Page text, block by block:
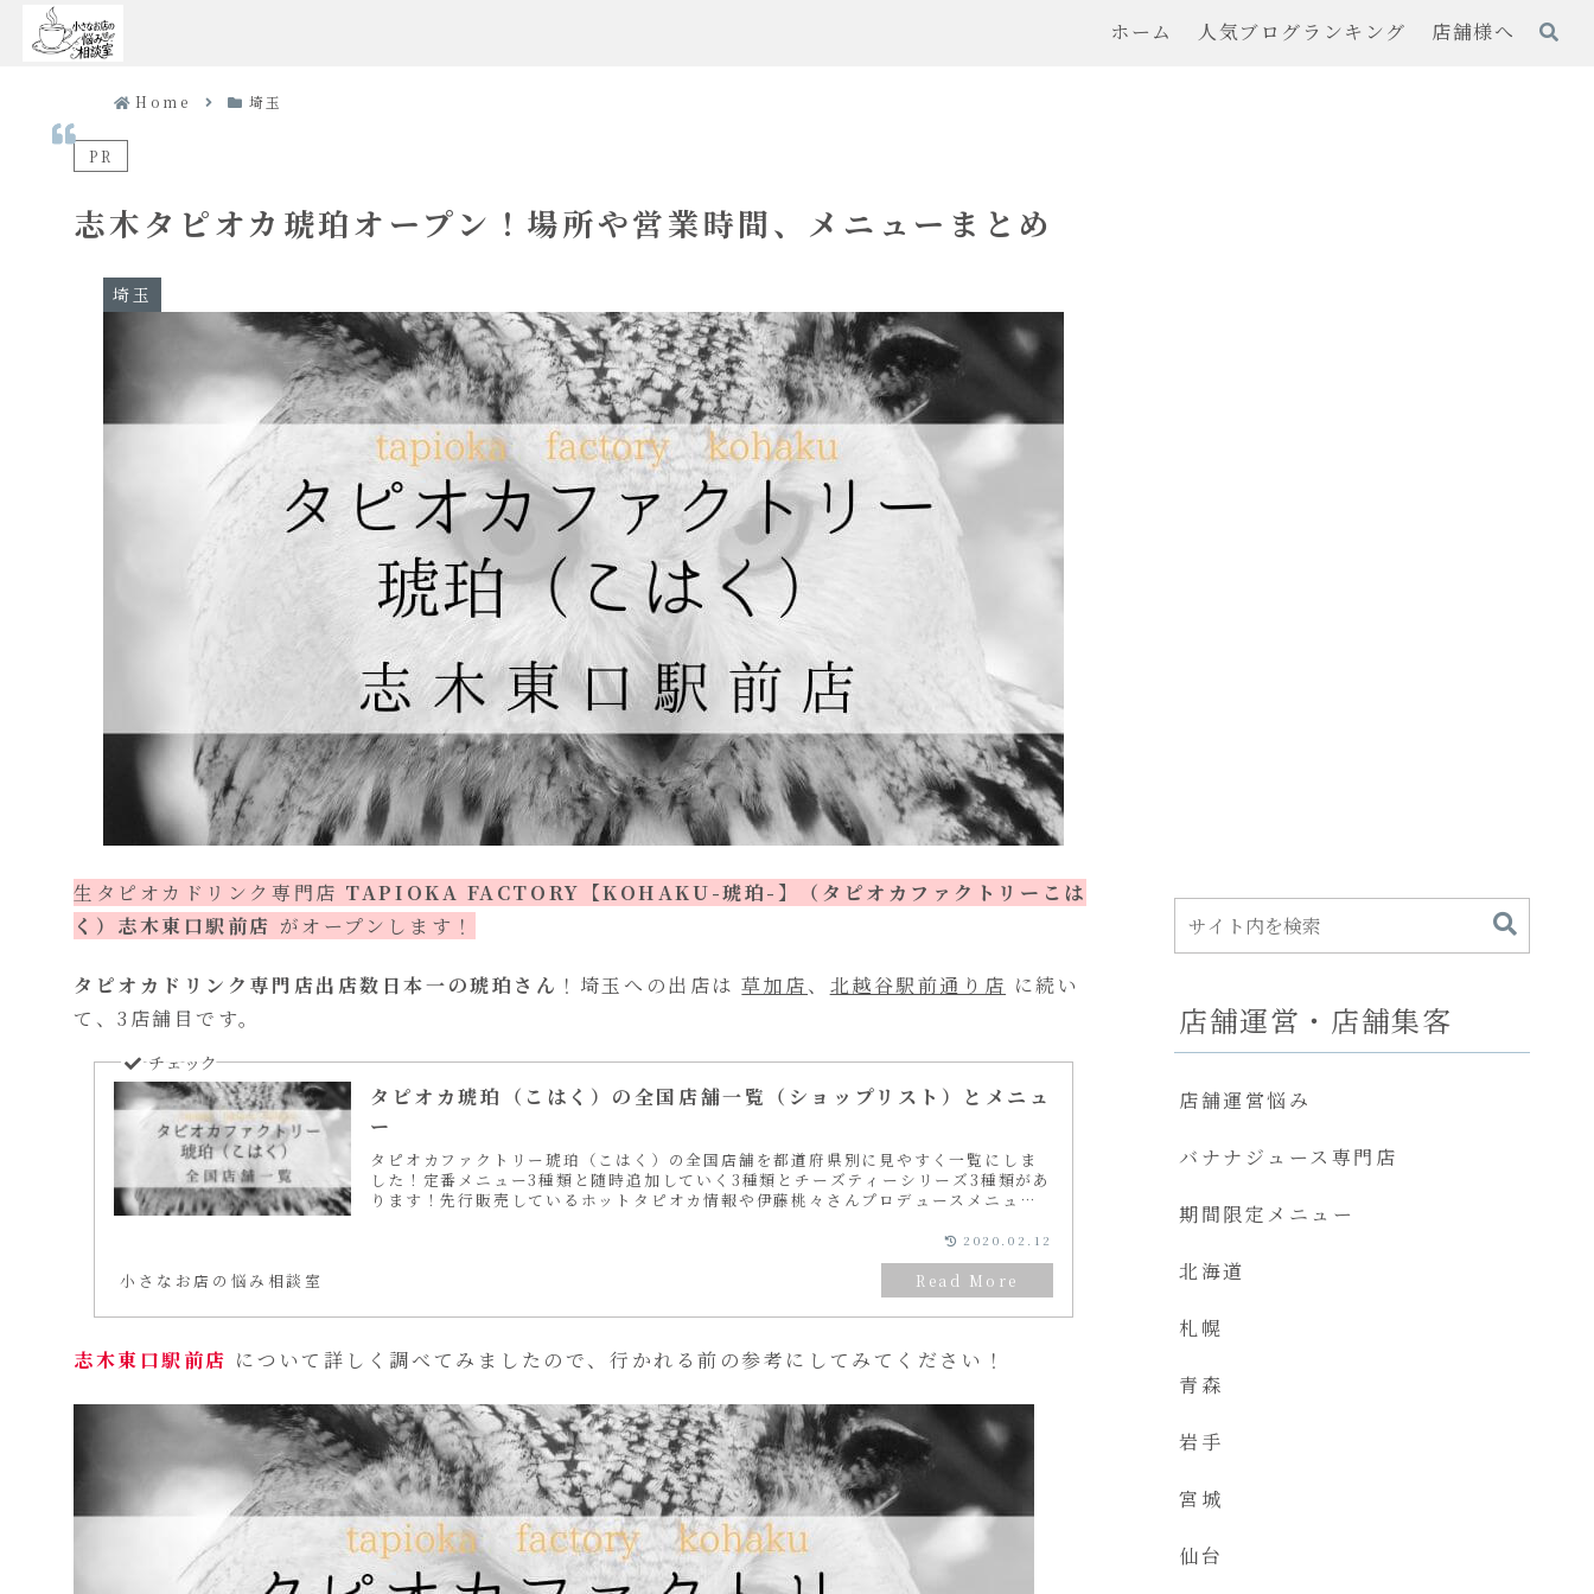
ホーム 人気ブログランキング 店舗様へ
Home 埼玉
PR
志木タピオカ琥珀オープン！場所や営業時間、メニューまとめ
埼玉
生タピオカドリンク専門店 TAPIOKA FACTORY【KOHAKU-琥珀-】（タピオカファクトリーこは
く）志木東口駅前店 がオープンします！
タピオカドリンク専門店出店数日本一の琥珀さん ！埼玉への出店は草加店、 北越谷駅前通り店 に続い
て、3店舗目です。
タピオカ琥珀（こはく）の全国店舗一覧（ショップリスト）とメニュ
ー
タピオカファクトリー琥珀（こはく）の全国店舗を都道府県別に見やすく一覧にしま
した！定番メニュー3種類と随時追加していく3種類とチーズティーシリーズ3種類があ
ります！先行販売しているホットタピオカ情報や伊藤桃々さんプロデュースメニュー
小さなお店の悩み相談室
2020.02.12
志木東口駅前店 について詳しく調べてみましたので、行かれる前の参考にしてみてください！
店舗運営・店舗集客
店舗運営悩み
バナナジュース専門店
期間限定メニュー
北海道
札幌
青森
岩手
宮城
仙台